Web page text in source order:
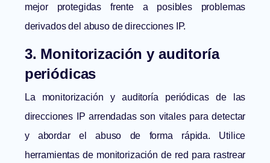
mejor protegidas frente a posibles problemas
derivados del abuso de direcciones IP.
3. Monitorización y auditoría
periódicas
La monitorización y auditoría periódicas de las
direcciones IP arrendadas son vitales para detectar
y abordar el abuso de forma rápida. Utilice
herramientas de monitorización de red para rastrear